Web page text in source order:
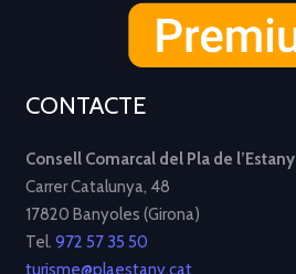
CONTACTE
Consell Comarcal del Pla de l’Estany
Carrer Catalunya, 48
17820 Banyoles (Girona)
Tel. 972 57 35 50
turisme@plaestany.cat